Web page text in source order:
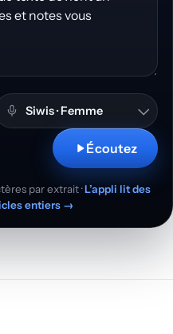
Écoutez
par extrait ·L’appli lit des
entiers →